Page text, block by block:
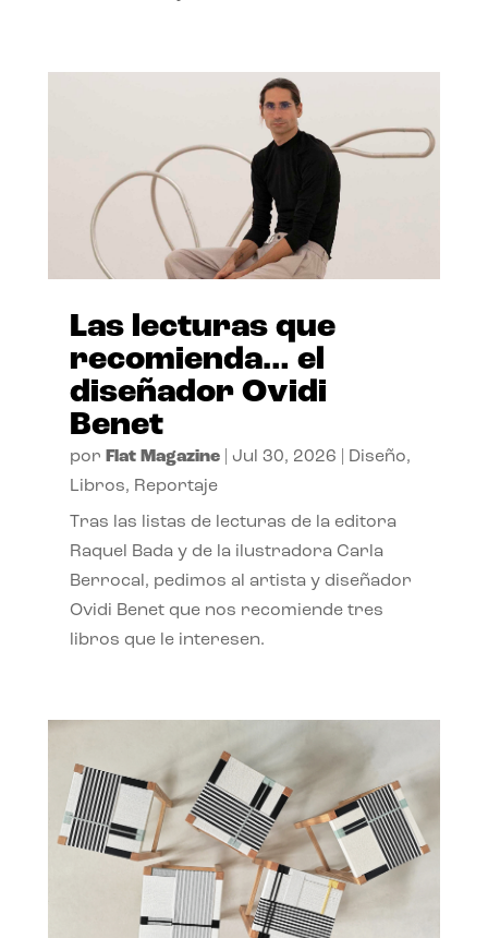
Las lecturas que
recomienda… el
diseñador Ovidi
Benet
por Flat Magazine| Jul 30, 2026 Diseño,
Libros, Reportaje
Tras las listas de lecturas de la editora
Raquel Bada y de la ilustradora Carla
Berrocal, pedimos al artista y diseñador
Ovidi Benet que nos recomiende tres
libros que le interesen.